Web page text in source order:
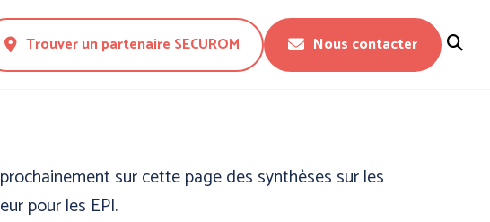
Trouver un partenaire SECUROM Nous contacter
sur cette page des synthèses sur les
pour les EPI.